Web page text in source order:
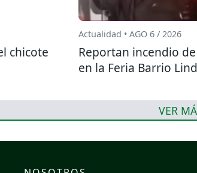
chicote
Actualidad • AGO 6 / 2026
Reportan incendio
en la Feria Barrio
VER